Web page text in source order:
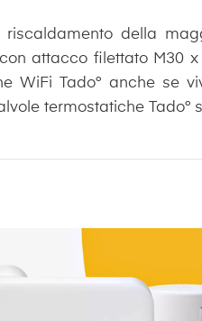
della
attacco filettato M30
WiFi Tado° anche se
termostatiche Tado°